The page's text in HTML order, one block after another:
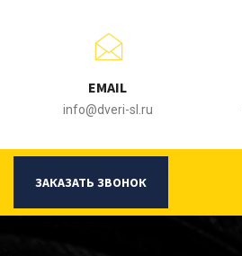
EMAIL
info@dveri-sl.ru
ЗАКАЗАТЬ ЗВОНОК